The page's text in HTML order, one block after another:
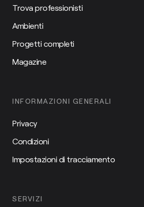
Trova professionisti
Ambienti
Progetti completi
Magazine
INFORMAZIONI GENERALI
Privacy
Condizioni
Impostazioni di tracciamento
SERVIZI